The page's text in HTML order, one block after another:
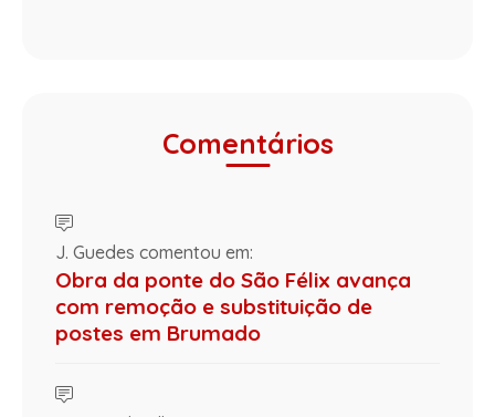
Comentários
J. Guedes comentou em:
Obra da ponte do São Félix avança
com remoção e substituição de
postes em Brumado